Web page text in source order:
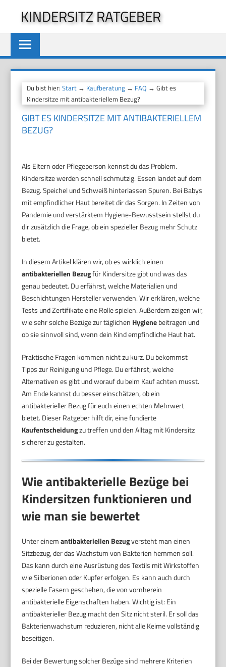
springen
KINDERSITZ RATGEBER
Du bist hier:Start → Kaufberatung → FAQ → Gibt es
Kindersitze mit antibakteriellem Bezug?
GIBT ES KINDERSITZE MIT ANTIBAKTERIELLEM
BEZUG?
Als Eltern oder Pflegeperson kennst du das Problem.
Kindersitze werden schnell schmutzig. Essen landet auf dem
Bezug. Speichel und Schweiß hinterlassen Spuren. Bei Babys
mit empfindlicher Haut bereitet dir das Sorgen. In Zeiten von
Pandemie und verstärktem Hygiene-Bewusstsein stellst du
dir zusätzlich die Frage, ob ein spezieller Bezug mehr Schutz
bietet.
In diesem Artikel klären wir, ob es wirklich einen
antibakteriellen Bezugfür Kindersitze gibt und was das
genau bedeutet. Du erfährst, welche Materialien und
Beschichtungen Hersteller verwenden. Wir erklären, welche
Tests und Zertifikate eine Rolle spielen. Außerdem zeigen wir,
wie sehr solche Bezüge zur täglichen Hygienebeitragen und
ob sie sinnvoll sind, wenn dein Kind empfindliche Haut hat.
Praktische Fragen kommen nicht zu kurz. Du bekommst
Tipps zur Reinigung und Pflege. Du erfährst, welche
Alternativen es gibt und worauf du beim Kauf achten musst.
Am Ende kannst du besser einschätzen, ob ein
antibakterieller Bezug für euch einen echten Mehrwert
bietet. Dieser Ratgeber hilft dir, eine fundierte
Kaufentscheidungzu treffen und den Alltag mit Kindersitz
sicherer zu gestalten.
Wie antibakterielle Bezüge bei
Kindersitzen funktionieren und
wie man sie bewertet
Unter einemantibakteriellen Bezugversteht man einen
Sitzbezug, der das Wachstum von Bakterien hemmen soll.
Das kann durch eine Ausrüstung des Textils mit Wirkstoffen
wie Silberionen oder Kupfer erfolgen. Es kann auch durch
spezielle Fasern geschehen, die von vornherein
antibakterielle Eigenschaften haben. Wichtig ist: Ein
antibakterieller Bezug macht den Sitz nicht steril. Er soll das
Bakterienwachstum reduzieren, nicht alle Keime vollständig
beseitigen.
Bei der Bewertung solcher Bezüge sind mehrere Kriterien